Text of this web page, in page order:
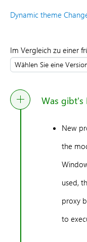
Dynamic theme
Im Vergleich zu einer
Was gibt's
New
the
used,
proxy
to